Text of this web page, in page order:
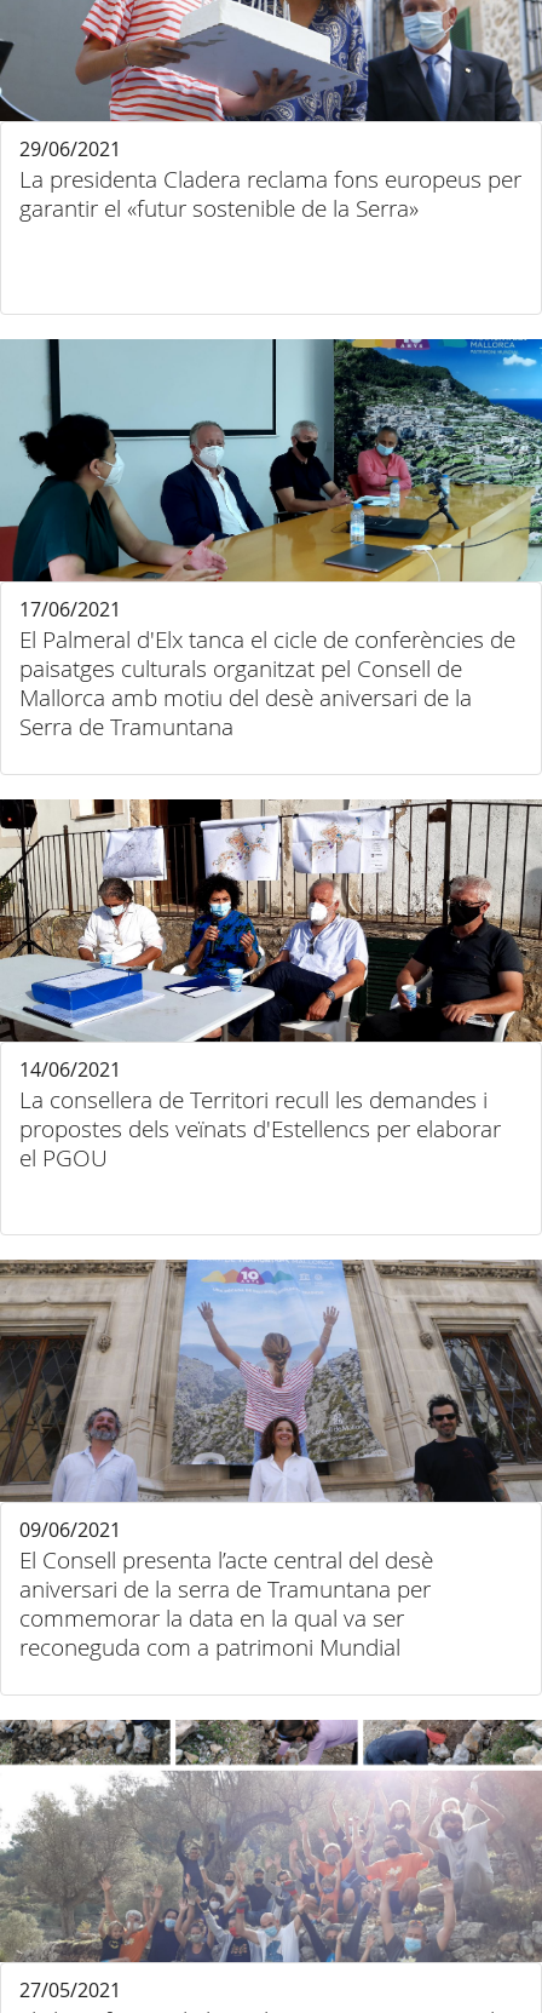
La presidenta Cladera reclama fons europeus per
garantir el «futur sostenible de la Serra»
29/06/2021
El Palmeral d'Elx tanca el cicle de conferències de
paisatges culturals organitzat pel Consell de
Mallorca amb motiu del desè aniversari de la
Serra de Tramuntana
17/06/2021
La consellera de Territori recull les demandes i
propostes dels veïnats d'Estellencs per elaborar
el PGOU
14/06/2021
El Consell presenta l’acte central del desè
aniversari de la serra de Tramuntana per
commemorar la data en la qual va ser
reconeguda com a patrimoni Mundial
09/06/2021
27/05/2021